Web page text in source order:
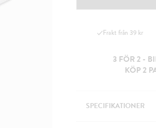
Frakt från 39 kr
3 FÖR 2 -
KÖP 2
SPECIFIKATIONER